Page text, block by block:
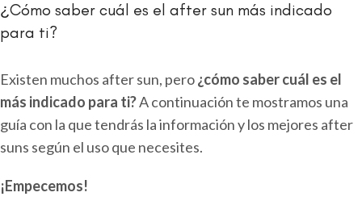
¿Cómo saber cuál es el after sun más indicado
para ti?
Existen muchos after sun, pero¿cómo saber cuál es el
más indicado para ti?A continuación te mostramos una
guía con la que tendrás la información y los mejores after
suns según el uso que necesites.
¡Empecemos!